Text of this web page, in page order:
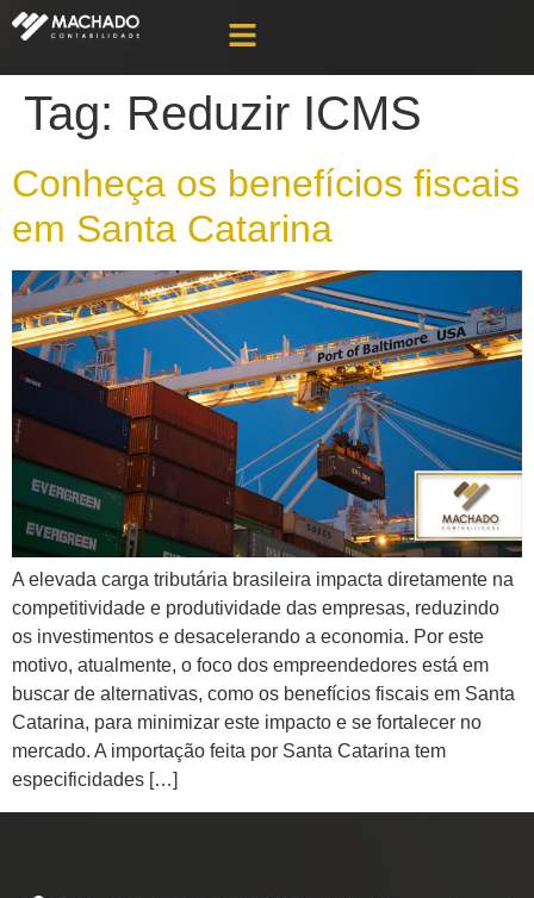
Tag: Reduzir ICMS
Conheça os benefícios fiscais
em Santa Catarina
A elevada carga tributária brasileira impacta diretamente na
competitividade e produtividade das empresas, reduzindo
os investimentos e desacelerando a economia. Por este
motivo, atualmente, o foco dos empreendedores está em
buscar de alternativas, como os benefícios fiscais em Santa
Catarina, para minimizar este impacto e se fortalecer no
mercado. A importação feita por Santa Catarina tem
especificidades […]